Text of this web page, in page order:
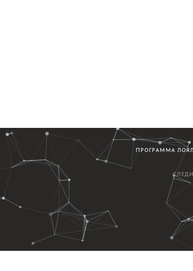
ПРОГРАММА